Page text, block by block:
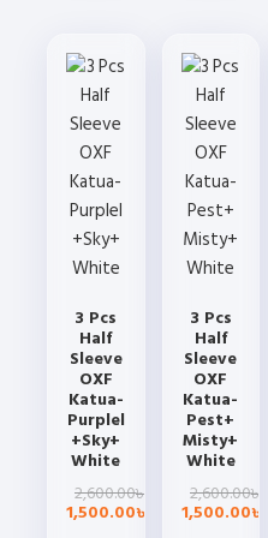
variants.
The
options
may
be
chosen
on
the
page
variants.
The
options
may
be
chosen
on
the
page
3 Pcs
Half
Sleeve
OXF
Katua-
Purplel
+Sky+
White
2,600.00৳ Original
price
1,500.00৳
Current
price
3 Pcs
Half
Sleeve
OXF
Katua-
Pest+
Misty+
White
2,600.00৳
1,500.00৳